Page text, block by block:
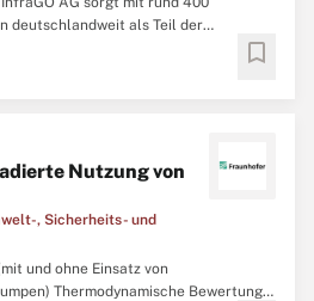
deutschlandweit als Teil der
der DB InfraGO AG.
bookmark
Nutzung von
, Sicherheits- und
und ohne Einsatz von
Thermodynamische Bewertung